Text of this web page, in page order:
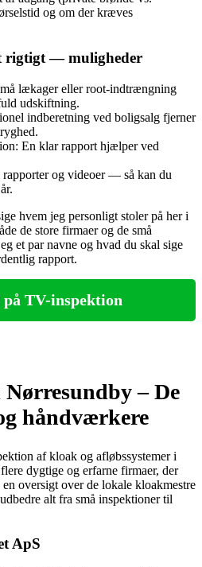
og om der kræves
rigtigt — muligheder
lækager eller root‑indtrængning
udskiftning.
indberetning ved boligsalg fjerner
En klar rapport hjælper ved
og videoer — så kan du
hvem jeg personligt stoler på her i
de store firmaer og de små
et par navne og hvad du skal sige
rapport.
TV-inspektion
– De
håndværkere
af kloak og afløbssystemer i
dygtige og erfarne firmaer, der
oversigt over de lokale kloakmestre
alt fra små inspektioner til
ApS